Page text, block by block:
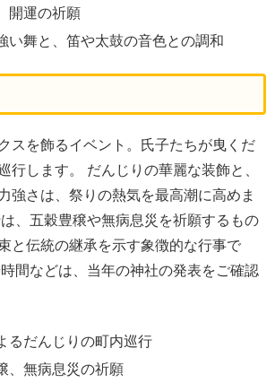
開運の祈願
い舞と、笛や太鼓の音色との調和
スを飾るイベント。氏子たちが曳くだ
行します。 だんじりの華麗な装飾と、
強さは、祭りの熱気を最高潮に高めま
、五穀豊穣や無病息災を祈願するもの
と伝統の継承を示す象徴的な行事で
間などは、当年の神社の発表をご確認
るだんじりの町内巡行
、無病息災の祈願